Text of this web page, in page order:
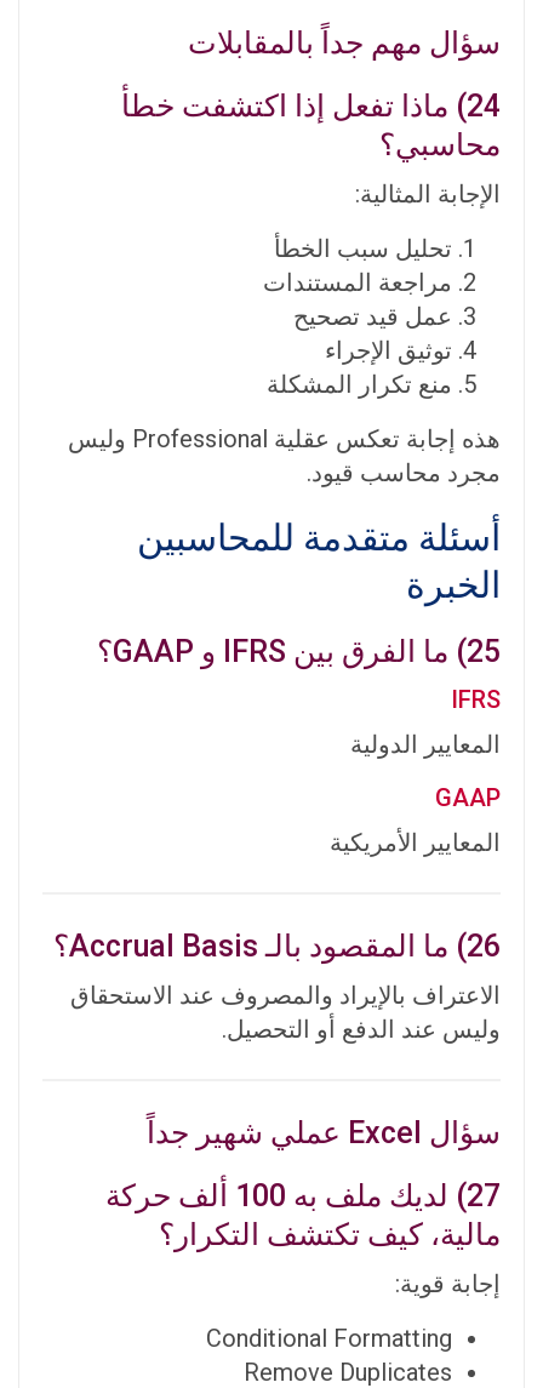
سؤال مهم جداً بالمقابلات
24) ماذا تفعل إذا اكتشفت خطأ
محاسبي؟
الإجابة المثالية:
تحليل سبب الخطأ
مراجعة المستندات
عمل قيد تصحيح
توثيق الإجراء
منع تكرار المشكلة
هذه إجابة تعكس عقلية Professional وليس
مجرد محاسب قيود.
أسئلة متقدمة للمحاسبين
الخبرة
25) ما الفرق بين IFRS و GAAP؟
IFRS
المعايير الدولية
GAAP
المعايير الأمريكية
26) ما المقصود بالـ Accrual Basis؟
الاعتراف بالإيراد والمصروف عند الاستحقاق
وليس عند الدفع أو التحصيل.
سؤال Excel عملي شهير جداً
27) لديك ملف به 100 ألف حركة
مالية، كيف تكتشف التكرار؟
إجابة قوية:
Conditional Formatting
Remove Duplicates